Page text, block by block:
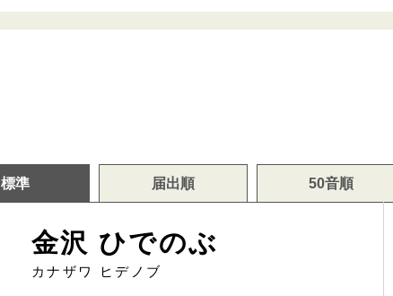
標準 届出順 50音順
金沢 ひでのぶ
カナザワ ヒデノブ